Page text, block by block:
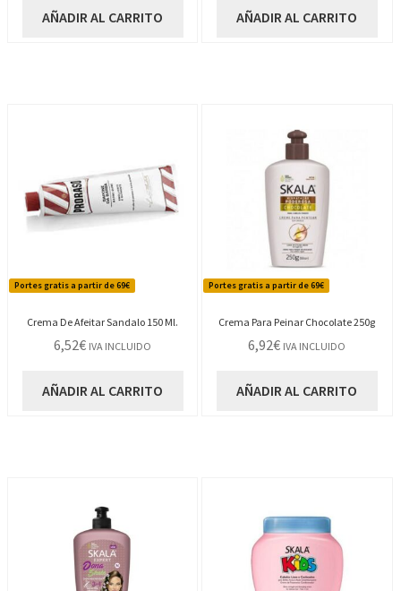
AÑADIR AL CARRITO AÑADIR AL CARRITO
Portes gratis a partir de 69€
Crema De Afeitar Sandalo 150 Ml.
6,52€ IVA INCLUIDO
AÑADIR AL CARRITO
Portes gratis a partir de 69€
Crema Para Peinar Chocolate 250g
6,92€ IVA INCLUIDO
AÑADIR AL CARRITO